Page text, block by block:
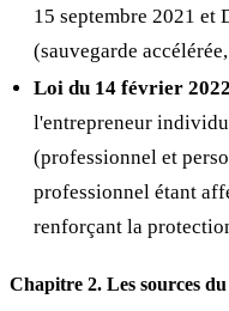
15 septembre 2021
(sauvegarde accélérée,
Loi du 14 février 2022
l'entrepreneur
(professionnel et
professionnel étant
renforçant la
Chapitre 2. Les sources